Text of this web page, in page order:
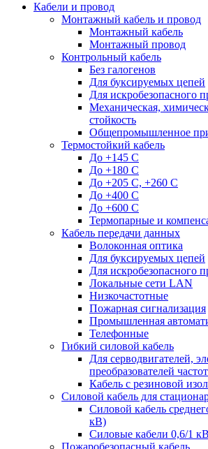
Кабели и провод
Монтажный кабель и провод
Монтажный кабель
Монтажный провод
Контрольный кабель
Без галогенов
Для буксируемых цепей
Для искробезопасного
Механическая,
стойкость
Общепромышленное
Термостойкий кабель
До +145 С
До +180 C
До +205 С, +260 С
До +400 C
До +600 С
Термопарные и
Кабель передачи данных
Волоконная оптика
Для буксируемых цепей
Для искробезопасного
Локальные сети LAN
Низкочастотные
Пожарная сигнализация
Промышленная
Телефонные
Гибкий силовой кабель
Для серводвигателей,
преобразователей
Кабель с резиновой
Силовой кабель для
Силовой кабель
кВ)
Силовые кабели 0,6/1